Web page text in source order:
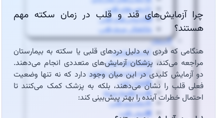
⚡آریتمی‌های قلبی
💔نارسایی‌های قلبی
♨️گرفتگی عروق قلبی
💊درمان
🦵درمان واریس
🫁فشارخون ریوی
📋مدیریت درمان دارویی
🩸فشار خون
🔥درد قفسه سینه
🦠رماتیسم قلبی
💓تپش قلب
چرا آزمایش‌های قند و قلب در زمان سکته مهم
هستند؟
هنگامی که فردی به دلیل دردهای قلبی یا سکته به بیمارستان
مراجعه می‌کند، پزشکان آزمایش‌های متعددی انجام می‌دهند.
دو آزمایش کلیدی در این میان وجود دارد که نه تنها وضعیت
فعلی قلب را نشان می‌دهند، بلکه به پزشک کمک می‌کنند تا
احتمال خطرات آینده را بهتر پیش‌بینی کند: